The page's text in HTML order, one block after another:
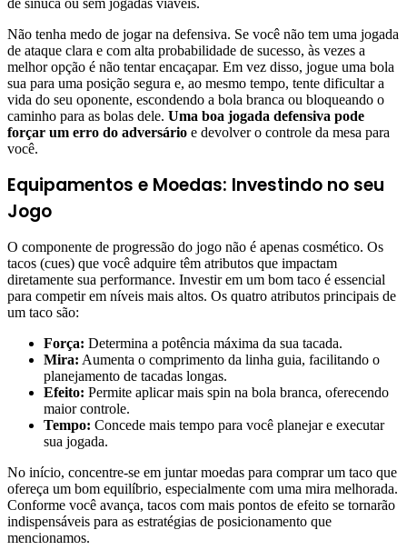
de sinuca ou sem jogadas viáveis.
Não tenha medo de jogar na defensiva. Se você não tem uma jogada
de ataque clara e com alta probabilidade de sucesso, às vezes a
melhor opção é não tentar encaçapar. Em vez disso, jogue uma bola
sua para uma posição segura e, ao mesmo tempo, tente dificultar a
vida do seu oponente, escondendo a bola branca ou bloqueando o
caminho para as bolas dele. Uma boa jogada defensiva pode
forçar um erro do adversário e devolver o controle da mesa para
você.
Equipamentos e Moedas: Investindo no seu
Jogo
O componente de progressão do jogo não é apenas cosmético. Os
tacos (cues) que você adquire têm atributos que impactam
diretamente sua performance. Investir em um bom taco é essencial
para competir em níveis mais altos. Os quatro atributos principais de
um taco são:
Força: Determina a potência máxima da sua tacada.
Mira: Aumenta o comprimento da linha guia, facilitando o
planejamento de tacadas longas.
Efeito: Permite aplicar mais spin na bola branca, oferecendo
maior controle.
Tempo: Concede mais tempo para você planejar e executar
sua jogada.
No início, concentre-se em juntar moedas para comprar um taco que
ofereça um bom equilíbrio, especialmente com uma mira melhorada.
Conforme você avança, tacos com mais pontos de efeito se tornarão
indispensáveis para as estratégias de posicionamento que
mencionamos.